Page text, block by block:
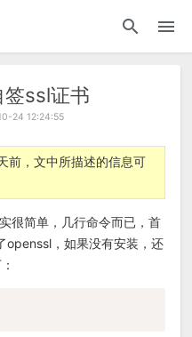
代码
ssl证书
24 12:24:55
前，文中所描述的信息可
很简单，几行命令而已，首
openssl，如果没有安装，还